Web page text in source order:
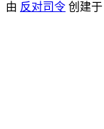
由 反对司令 创建于